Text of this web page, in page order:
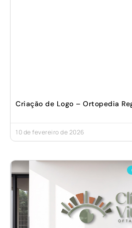
Criação de Logo – Ortopedia
10 de fevereiro de 2026